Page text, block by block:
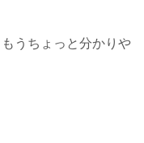
うちょっと分かりや